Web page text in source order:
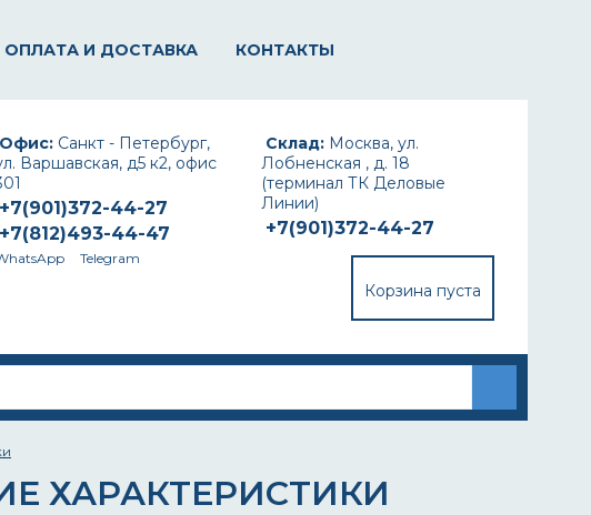
ОПЛАТА И ДОСТАВКА КОНТАКТЫ
Склад: Москва, ул.
Лобненская , д. 18
(терминал ТК Деловые
Линии)
+7(901)372-44-27
Корзина пуста
Офис: Санкт - Петербург,
Варшавская, д5 к2, офис
+7(901)372-44-27
+7(812)493-44-47
Telegram
ХАРАКТЕРИСТИКИ